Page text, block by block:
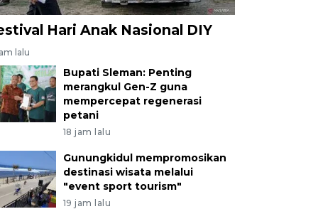
Hari Anak Nasional DIY
lalu
Bupati Sleman: Penting
merangkul Gen-Z guna
mempercepat regenerasi
petani
18 jam lalu
Gunungkidul mempromosikan
destinasi wisata melalui
"event sport tourism"
19 jam lalu